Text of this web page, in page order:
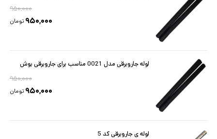
۹۵۰,۰۰۰
۹۵۰,۰۰۰ تومان
لوله جاروبرقی مدل 0021 مناسب برای جاروبرقی بوش
۹۵۰,۰۰۰
۹۵۰,۰۰۰ تومان
لوله ی جاروبرقی کد 5